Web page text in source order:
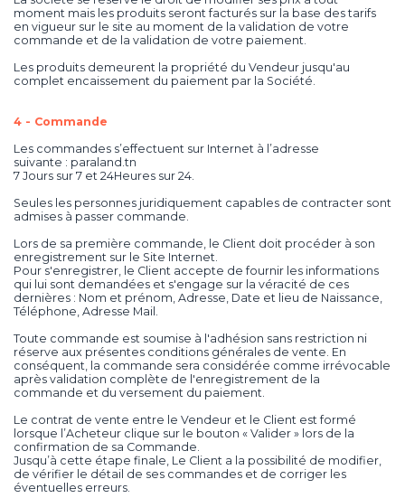
moment mais les produits seront facturés sur la base des tarifs
en vigueur sur le site au moment de la validation de votre
commande et de la validation de votre paiement.
Les produits demeurent la propriété du Vendeur jusqu'au
complet encaissement du paiement par la Société.
4 - Commande
Les commandes s’effectuent sur Internet à l’adresse
suivante : paraland.tn
7 Jours sur 7 et 24Heures sur 24.
Seules les personnes juridiquement capables de contracter sont
admises à passer commande.
Lors de sa première commande, le Client doit procéder à son
enregistrement sur le Site Internet.
Pour s'enregistrer, le Client accepte de fournir les informations
qui lui sont demandées et s'engage sur la véracité de ces
dernières : Nom et prénom, Adresse, Date et lieu de Naissance,
Téléphone, Adresse Mail.
Toute commande est soumise à l'adhésion sans restriction ni
réserve aux présentes conditions générales de vente. En
conséquent, la commande sera considérée comme irrévocable
après validation complète de l'enregistrement de la
commande et du versement du paiement.
Le contrat de vente entre le Vendeur et le Client est formé
lorsque l’Acheteur clique sur le bouton « Valider » lors de la
confirmation de sa Commande.
Jusqu’à cette étape finale, Le Client a la possibilité de modifier,
de vérifier le détail de ses commandes et de corriger les
éventuelles erreurs.